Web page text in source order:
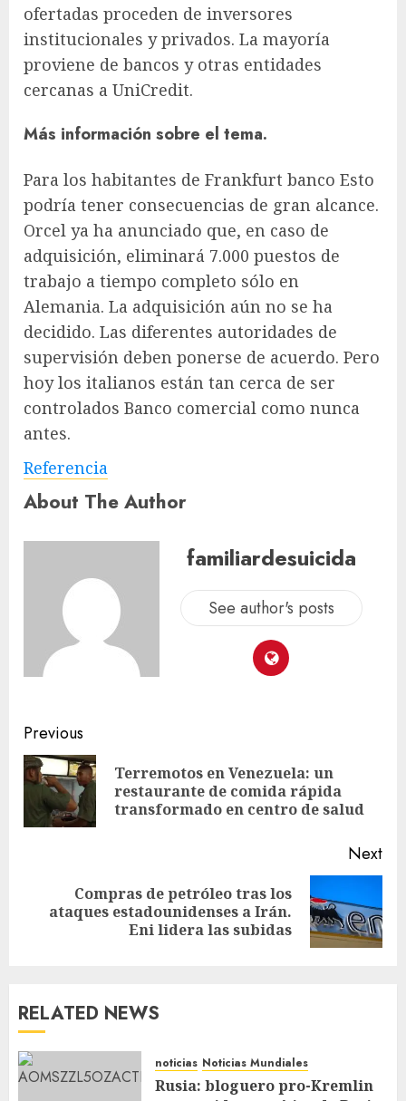
ofertadas proceden de inversores
institucionales y privados. La mayoría
proviene de bancos y otras entidades
cercanas a UniCredit.
Más información sobre el tema.
Para los habitantes de Frankfurt banco Esto
podría tener consecuencias de gran alcance.
Orcel ya ha anunciado que, en caso de
adquisición, eliminará 7.000 puestos de
trabajo a tiempo completo sólo en
Alemania. La adquisición aún no se ha
decidido. Las diferentes autoridades de
supervisión deben ponerse de acuerdo. Pero
hoy los italianos están tan cerca de ser
controlados Banco comercial como nunca
antes.
Referencia
About The Author
familiardesuicida
See author's posts
Previous
Terremotos en Venezuela: un
restaurante de comida rápida
transformado en centro de salud
Next
Compras de petróleo tras los
ataques estadounidenses a Irán.
Eni lidera las subidas
RELATED NEWS
noticias Noticias Mundiales
Rusia: bloguero pro-Kremlin